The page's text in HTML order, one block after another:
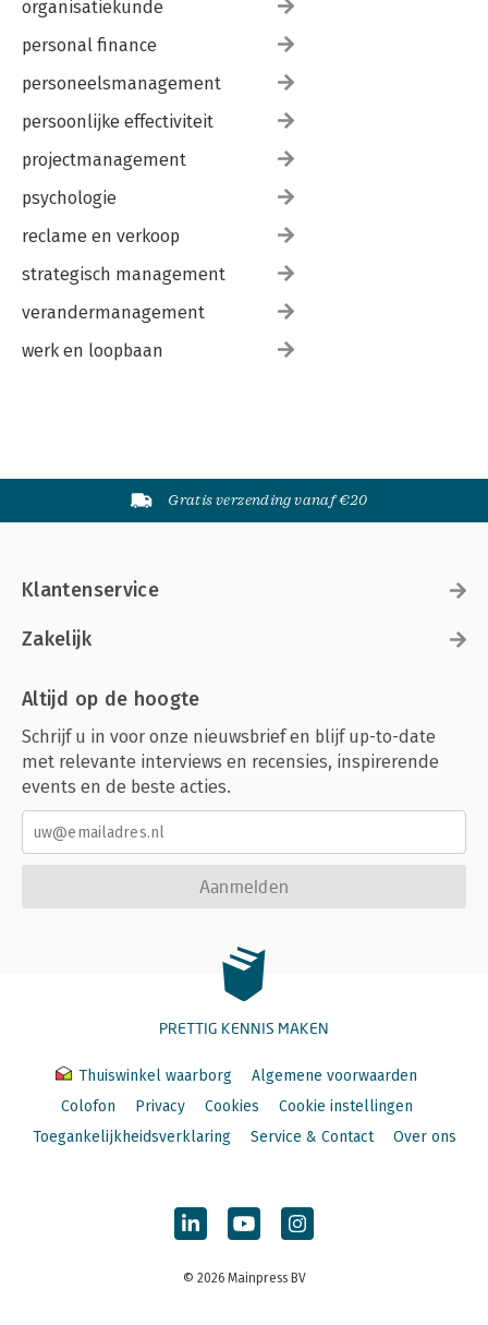
organisatiekunde
personal finance
personeelsmanagement
persoonlijke effectiviteit
projectmanagement
psychologie
reclame en verkoop
strategisch management
verandermanagement
werk en loopbaan
Gratis verzending vanaf €20
Klantenservice
Zakelijk
Altijd op de hoogte
Schrijf u in voor onze nieuwsbrief en blijf up-to-date
met relevante interviews en recensies, inspirerende
events en de beste acties.
Aanmelden
PRETTIG KENNIS MAKEN
Thuiswinkel waarborg
Algemene voorwaarden
Colofon
Privacy Cookies
Cookie instellingen
Toegankelijkheidsverklaring
Service & Contact Over ons
© 2026 Mainpress BV